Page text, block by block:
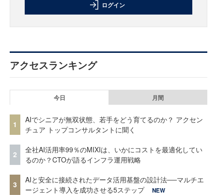
ログイン
アクセスランキング
今日 月間
1
AIでシニアが無双状態、若手をどう育てるのか？ アクセン
チュア トップコンサルタントに聞く
2
全社AI活用率99％のMIXIは、いかにコストを最適化してい
るのか？CTOが語るインフラ運用戦略
3
AIと安全に接続されたデータ活用基盤の設計法──マルチエ
ージェント導入を成功させる5ステップ
NEW